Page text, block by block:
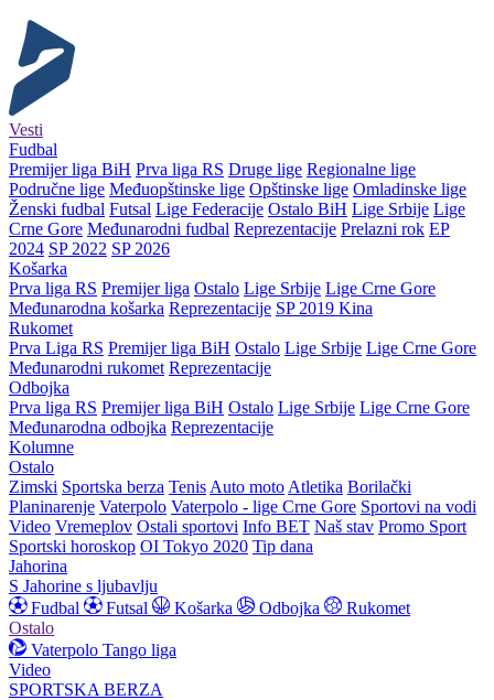
Vesti
Fudbal
Premijer liga BiH Prva liga RS Druge lige Regionalne lige
Područne lige Međuopštinske lige Opštinske lige Omladinske lige
Ženski fudbal Futsal Lige Federacije Ostalo BiH Lige Srbije Lige
Crne Gore Međunarodni fudbal Reprezentacije Prelazni rok EP
2024 SP 2022 SP 2026
Košarka
Prva liga RS Premijer liga Ostalo Lige Srbije Lige Crne Gore
Međunarodna košarka Reprezentacije SP 2019 Kina
Rukomet
Prva Liga RS Premijer liga BiH Ostalo Lige Srbije Lige Crne Gore
Međunarodni rukomet Reprezentacije
Odbojka
Prva liga RS Premijer liga BiH Ostalo Lige Srbije Lige Crne Gore
Međunarodna odbojka Reprezentacije
Kolumne
Ostalo
Zimski Sportska berza Tenis Auto moto Atletika Borilački
Planinarenje Vaterpolo Vaterpolo - lige Crne Gore Sportovi na vodi
Video Vremeplov Ostali sportovi Info BET Naš stav Promo Sport
Sportski horoskop OI Tokyo 2020 Tip dana
Jahorina
S Jahorine s ljubavlju
Fudbal
Futsal Košarka Odbojka
Rukomet
Ostalo
Vaterpolo Tango liga
Video
SPORTSKA BERZA